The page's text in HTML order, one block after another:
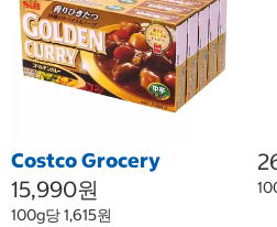
Costco Grocery
15,990원
100g당 1,615원